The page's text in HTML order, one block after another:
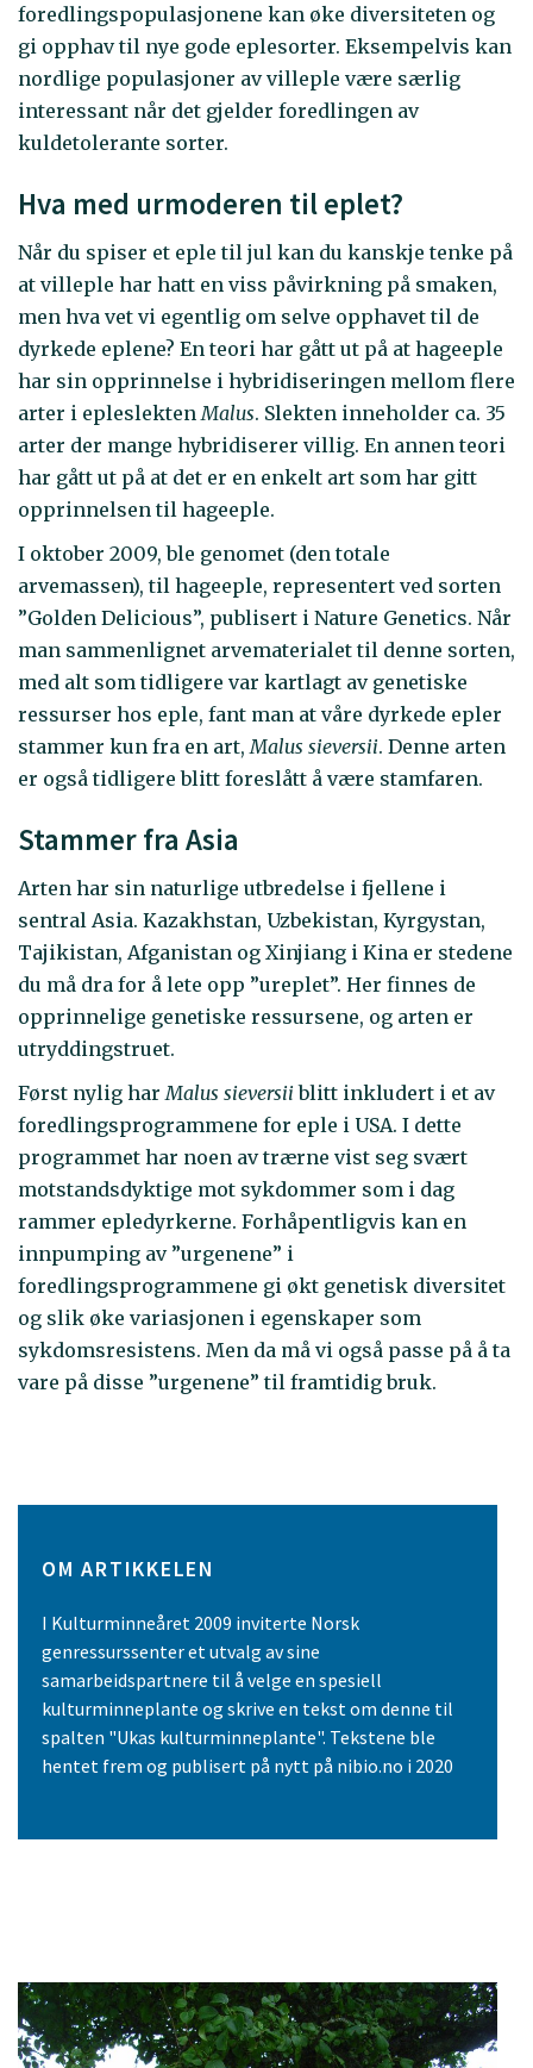
foredlingspopulasjonene kan øke diversiteten og
gi opphav til nye gode eplesorter. Eksempelvis kan
nordlige populasjoner av villeple være særlig
interessant når det gjelder foredlingen av
kuldetolerante sorter.
Hva med urmoderen til eplet?
Når du spiser et eple til jul kan du kanskje tenke på
at villeple har hatt en viss påvirkning på smaken,
men hva vet vi egentlig om selve opphavet til de
dyrkede eplene? En teori har gått ut på at hageeple
har sin opprinnelse i hybridiseringen mellom flere
arter i epleslektenMalus. Slekten inneholder ca. 35
arter der mange hybridiserer villig. En annen teori
har gått ut på at det er en enkelt art som har gitt
opprinnelsen til hageeple.
I oktober 2009, ble genomet (den totale
arvemassen), til hageeple, representert ved sorten
”Golden Delicious”, publisert i Nature Genetics. Når
man sammenlignet arvematerialet til denne sorten,
med alt som tidligere var kartlagt av genetiske
ressurser hos eple, fant man at våre dyrkede epler
stammer kun fra en art, Malus sieversii. Denne arten
er også tidligere blitt foreslått å være stamfaren.
Stammer fra Asia
Arten har sin naturlige utbredelse i fjellene i
sentral Asia. Kazakhstan, Uzbekistan, Kyrgystan,
Tajikistan, Afganistan og Xinjiang i Kina er stedene
du må dra for å lete opp ”ureplet”. Her finnes de
opprinnelige genetiske ressursene, og arten er
utryddingstruet.
Først nylig har Malus sieversii blitt inkludert i et av
foredlingsprogrammene for eple i USA. I dette
programmet har noen av trærne vist seg svært
motstandsdyktige mot sykdommer som i dag
rammer epledyrkerne. Forhåpentligvis kan en
innpumping av ”urgenene” i
foredlingsprogrammene gi økt genetisk diversitet
og slik øke variasjonen i egenskaper som
sykdomsresistens. Men da må vi også passe på å ta
vare på disse ”urgenene” til framtidig bruk.
OM ARTIKKELEN
I Kulturminneåret 2009 inviterte Norsk
genressurssenter et utvalg av sine
samarbeidspartnere til å velge en spesiell
kulturminneplante og skrive en tekst om denne til
spalten "Ukas kulturminneplante". Tekstene ble
hentet frem og publisert på nytt på nibio.no i 2020